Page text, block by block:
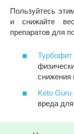
Пользуйтесь
и снижайте
препаратов для
Турбофит
снижения
Keto Guru
вреда